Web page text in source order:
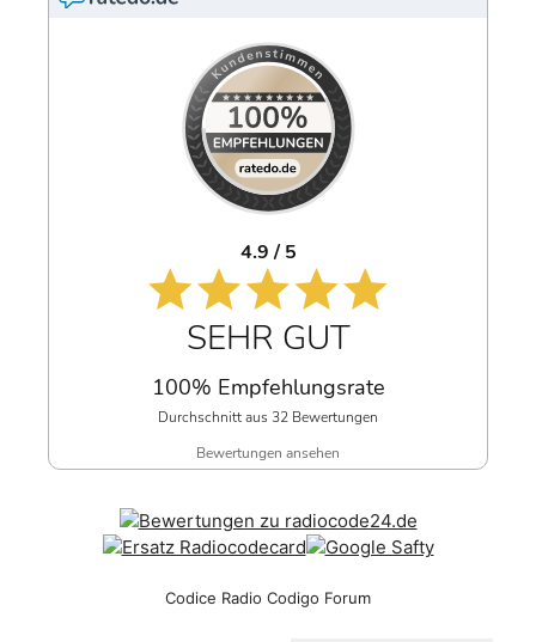
4.9 / 5
SEHR GUT
100% Empfehlungsrate
Durchschnitt aus 32 Bewertungen
Bewertungen ansehen
Codice Radio Codigo Forum